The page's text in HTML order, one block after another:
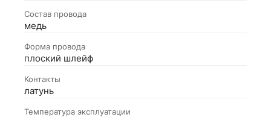
Состав провода
медь
Форма провода
плоский шлейф
Контакты
латунь
Температура эксплуатации